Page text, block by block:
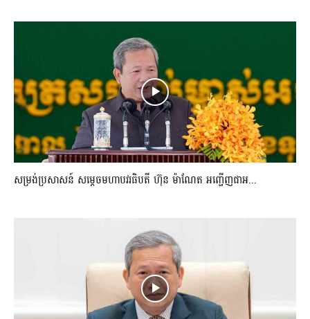
សម្រង់ប្រសាសន៍ សម្ដេចមហាបវរធិបតី ហ៊ុន ម៉ាណែត អញ្ជើញជាអ...